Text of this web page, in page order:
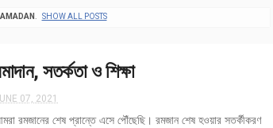
SHOW ALL POSTS
সতর্কতা ও শিক্ষা
07, 2021
রমজানের শেষ প্রান্তে এসে পৌঁছেছি। রমজান শেষ হওয়ার সতর্কীকরণ